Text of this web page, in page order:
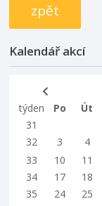
zpět
Kalendář akcí
týden
Po Út
31
32
3 4
33
10 11
34
17 18
35
24 25